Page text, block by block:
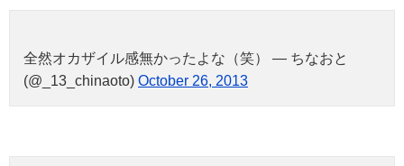
全然オカザイル感無かったよな（笑） — ちなおと
(@_13_chinaoto) October 26, 2013